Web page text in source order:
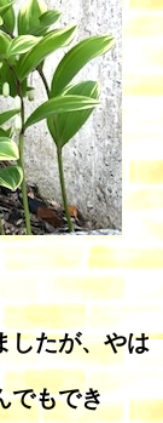
したが、やは
でもでき